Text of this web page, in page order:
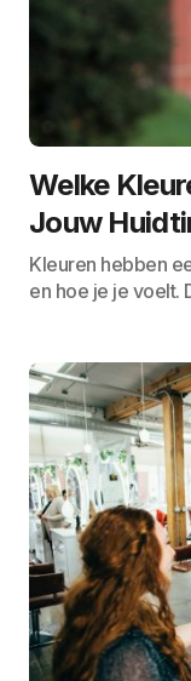
Welke
Jouw
Kleuren hebben
en hoe je je voelt.